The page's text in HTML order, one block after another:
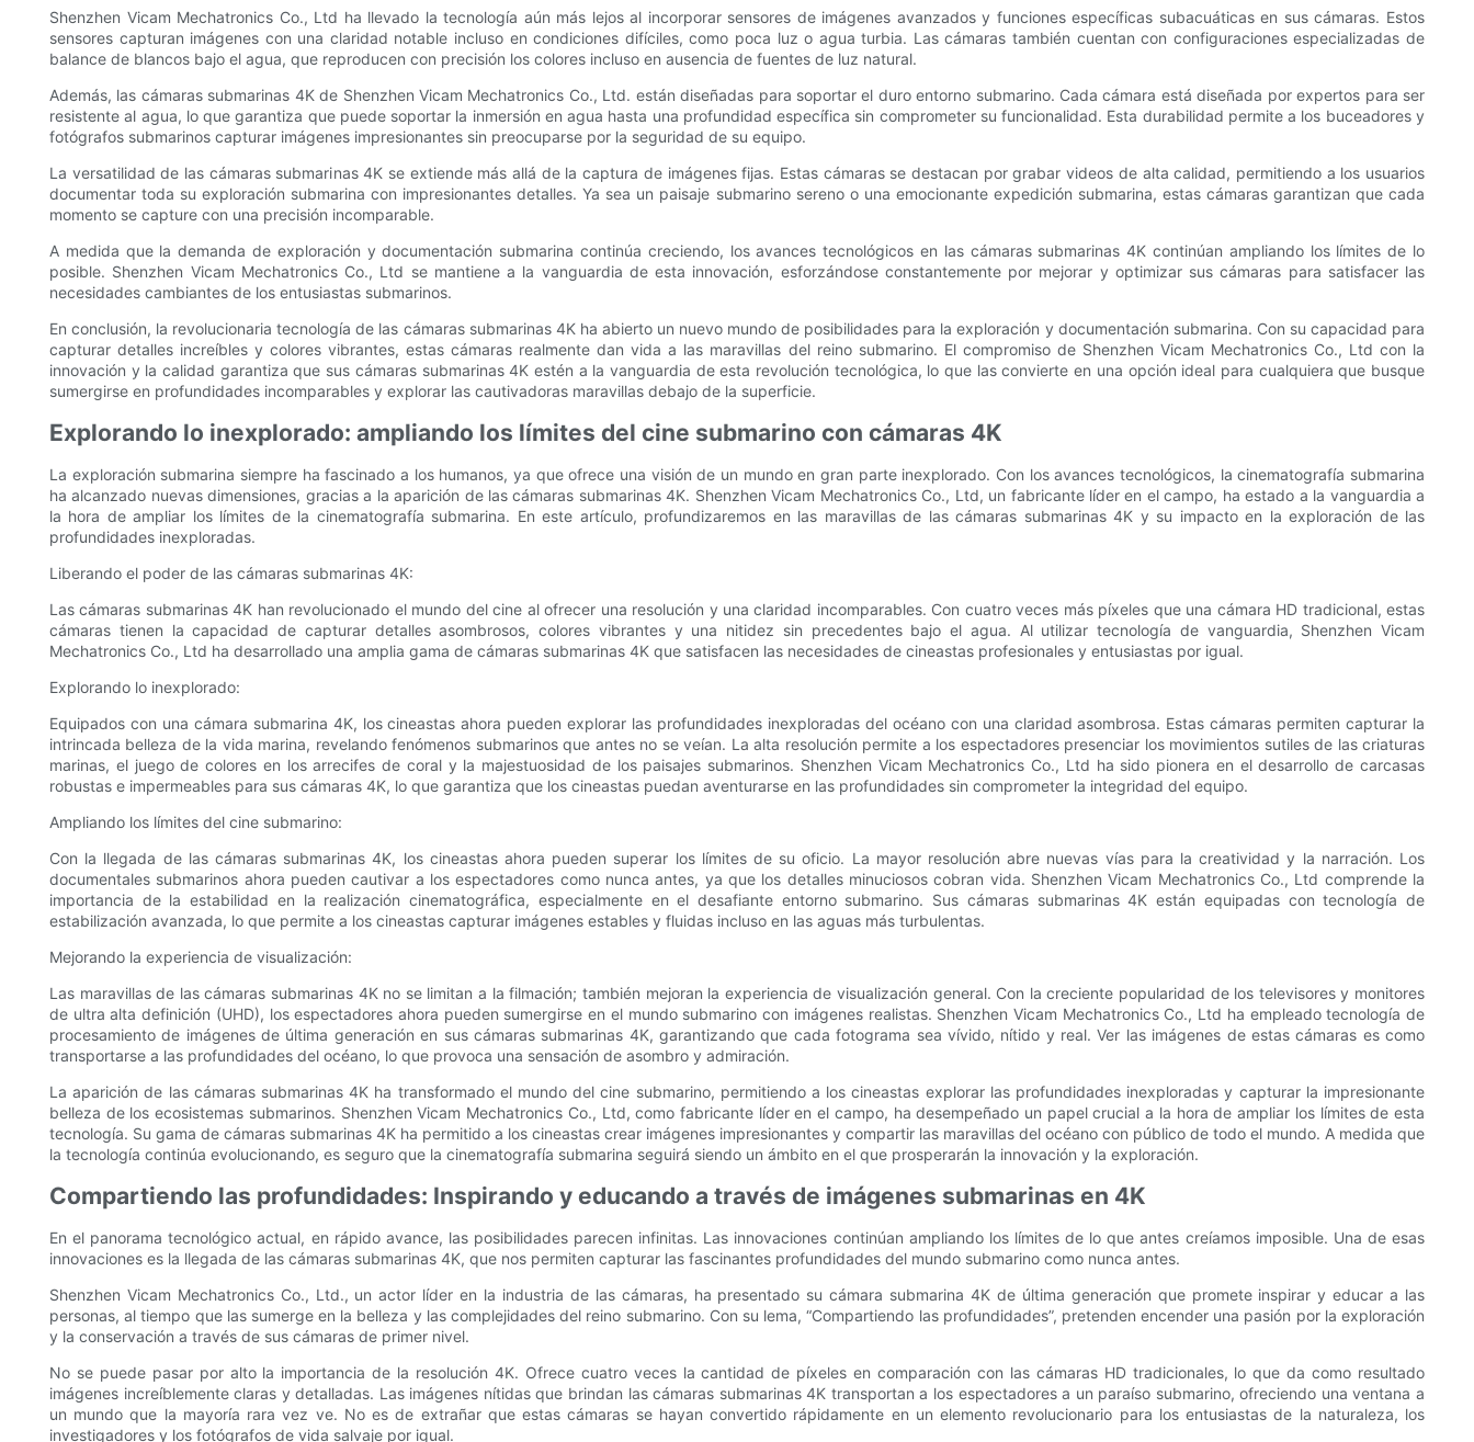
Shenzhen Vicam Mechatronics Co., Ltd ha llevado la tecnología aún más lejos al incorporar sensores de imágenes avanzados y funciones específicas subacuáticas en sus cámaras. Estos
sensores capturan imágenes con una claridad notable incluso en condiciones difíciles, como poca luz o agua turbia. Las cámaras también cuentan con configuraciones especializadas de
balance de blancos bajo el agua, que reproducen con precisión los colores incluso en ausencia de fuentes de luz natural.
Además, las cámaras submarinas 4K de Shenzhen Vicam Mechatronics Co., Ltd. están diseñadas para soportar el duro entorno submarino. Cada cámara está diseñada por expertos para ser
resistente al agua, lo que garantiza que puede soportar la inmersión en agua hasta una profundidad específica sin comprometer su funcionalidad. Esta durabilidad permite a los buceadores y
fotógrafos submarinos capturar imágenes impresionantes sin preocuparse por la seguridad de su equipo.
La versatilidad de las cámaras submarinas 4K se extiende más allá de la captura de imágenes fijas. Estas cámaras se destacan por grabar videos de alta calidad, permitiendo a los usuarios
documentar toda su exploración submarina con impresionantes detalles. Ya sea un paisaje submarino sereno o una emocionante expedición submarina, estas cámaras garantizan que cada
momento se capture con una precisión incomparable.
A medida que la demanda de exploración y documentación submarina continúa creciendo, los avances tecnológicos en las cámaras submarinas 4K continúan ampliando los límites de lo
posible. Shenzhen Vicam Mechatronics Co., Ltd se mantiene a la vanguardia de esta innovación, esforzándose constantemente por mejorar y optimizar sus cámaras para satisfacer las
necesidades cambiantes de los entusiastas submarinos.
En conclusión, la revolucionaria tecnología de las cámaras submarinas 4K ha abierto un nuevo mundo de posibilidades para la exploración y documentación submarina. Con su capacidad para
capturar detalles increíbles y colores vibrantes, estas cámaras realmente dan vida a las maravillas del reino submarino. El compromiso de Shenzhen Vicam Mechatronics Co., Ltd con la
innovación y la calidad garantiza que sus cámaras submarinas 4K estén a la vanguardia de esta revolución tecnológica, lo que las convierte en una opción ideal para cualquiera que busque
sumergirse en profundidades incomparables y explorar las cautivadoras maravillas debajo de la superficie.
Explorando lo inexplorado: ampliando los límites del cine submarino con cámaras 4K
La exploración submarina siempre ha fascinado a los humanos, ya que ofrece una visión de un mundo en gran parte inexplorado. Con los avances tecnológicos, la cinematografía submarina
ha alcanzado nuevas dimensiones, gracias a la aparición de las cámaras submarinas 4K. Shenzhen Vicam Mechatronics Co., Ltd, un fabricante líder en el campo, ha estado a la vanguardia a
la hora de ampliar los límites de la cinematografía submarina. En este artículo, profundizaremos en las maravillas de las cámaras submarinas 4K y su impacto en la exploración de las
profundidades inexploradas.
Liberando el poder de las cámaras submarinas 4K:
Las cámaras submarinas 4K han revolucionado el mundo del cine al ofrecer una resolución y una claridad incomparables. Con cuatro veces más píxeles que una cámara HD tradicional, estas
cámaras tienen la capacidad de capturar detalles asombrosos, colores vibrantes y una nitidez sin precedentes bajo el agua. Al utilizar tecnología de vanguardia, Shenzhen Vicam
Mechatronics Co., Ltd ha desarrollado una amplia gama de cámaras submarinas 4K que satisfacen las necesidades de cineastas profesionales y entusiastas por igual.
Explorando lo inexplorado:
Equipados con una cámara submarina 4K, los cineastas ahora pueden explorar las profundidades inexploradas del océano con una claridad asombrosa. Estas cámaras permiten capturar la
intrincada belleza de la vida marina, revelando fenómenos submarinos que antes no se veían. La alta resolución permite a los espectadores presenciar los movimientos sutiles de las criaturas
marinas, el juego de colores en los arrecifes de coral y la majestuosidad de los paisajes submarinos. Shenzhen Vicam Mechatronics Co., Ltd ha sido pionera en el desarrollo de carcasas
robustas e impermeables para sus cámaras 4K, lo que garantiza que los cineastas puedan aventurarse en las profundidades sin comprometer la integridad del equipo.
Ampliando los límites del cine submarino:
Con la llegada de las cámaras submarinas 4K, los cineastas ahora pueden superar los límites de su oficio. La mayor resolución abre nuevas vías para la creatividad y la narración. Los
documentales submarinos ahora pueden cautivar a los espectadores como nunca antes, ya que los detalles minuciosos cobran vida. Shenzhen Vicam Mechatronics Co., Ltd comprende la
importancia de la estabilidad en la realización cinematográfica, especialmente en el desafiante entorno submarino. Sus cámaras submarinas 4K están equipadas con tecnología de
estabilización avanzada, lo que permite a los cineastas capturar imágenes estables y fluidas incluso en las aguas más turbulentas.
Mejorando la experiencia de visualización:
Las maravillas de las cámaras submarinas 4K no se limitan a la filmación; también mejoran la experiencia de visualización general. Con la creciente popularidad de los televisores y monitores
de ultra alta definición (UHD), los espectadores ahora pueden sumergirse en el mundo submarino con imágenes realistas. Shenzhen Vicam Mechatronics Co., Ltd ha empleado tecnología de
procesamiento de imágenes de última generación en sus cámaras submarinas 4K, garantizando que cada fotograma sea vívido, nítido y real. Ver las imágenes de estas cámaras es como
transportarse a las profundidades del océano, lo que provoca una sensación de asombro y admiración.
La aparición de las cámaras submarinas 4K ha transformado el mundo del cine submarino, permitiendo a los cineastas explorar las profundidades inexploradas y capturar la impresionante
belleza de los ecosistemas submarinos. Shenzhen Vicam Mechatronics Co., Ltd, como fabricante líder en el campo, ha desempeñado un papel crucial a la hora de ampliar los límites de esta
tecnología. Su gama de cámaras submarinas 4K ha permitido a los cineastas crear imágenes impresionantes y compartir las maravillas del océano con público de todo el mundo. A medida que
la tecnología continúa evolucionando, es seguro que la cinematografía submarina seguirá siendo un ámbito en el que prosperarán la innovación y la exploración.
Compartiendo las profundidades: Inspirando y educando a través de imágenes submarinas en 4K
En el panorama tecnológico actual, en rápido avance, las posibilidades parecen infinitas. Las innovaciones continúan ampliando los límites de lo que antes creíamos imposible. Una de esas
innovaciones es la llegada de las cámaras submarinas 4K, que nos permiten capturar las fascinantes profundidades del mundo submarino como nunca antes.
Shenzhen Vicam Mechatronics Co., Ltd., un actor líder en la industria de las cámaras, ha presentado su cámara submarina 4K de última generación que promete inspirar y educar a las
personas, al tiempo que las sumerge en la belleza y las complejidades del reino submarino. Con su lema, “Compartiendo las profundidades”, pretenden encender una pasión por la exploración
y la conservación a través de sus cámaras de primer nivel.
No se puede pasar por alto la importancia de la resolución 4K. Ofrece cuatro veces la cantidad de píxeles en comparación con las cámaras HD tradicionales, lo que da como resultado
imágenes increíblemente claras y detalladas. Las imágenes nítidas que brindan las cámaras submarinas 4K transportan a los espectadores a un paraíso submarino, ofreciendo una ventana a
un mundo que la mayoría rara vez ve. No es de extrañar que estas cámaras se hayan convertido rápidamente en un elemento revolucionario para los entusiastas de la naturaleza, los
investigadores y los fotógrafos de vida salvaje por igual.